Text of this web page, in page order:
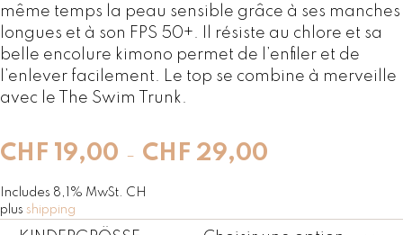
CHF 19,00 – CHF 29,00
Includes 8,1% MwSt. CH
plus shipping
même temps la peau sensible grâce à ses manches
longues et à son FPS 50+. Il résiste au chlore et sa
belle encolure kimono permet de l’enfiler et de
l’enlever facilement. Le top se combine à merveille
avec le The Swim Trunk.